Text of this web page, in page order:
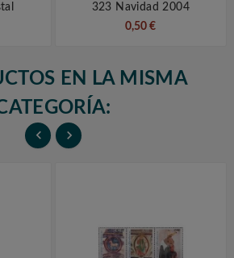
323 Navidad 2004
0,50 €
EN LA MISMA
 